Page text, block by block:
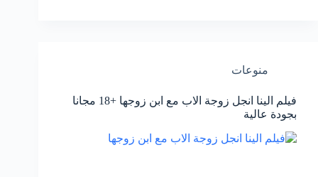
منوعات
فيلم الينا انجل زوجة الاب مع ابن زوجها +18 مجانا
بجودة عالية